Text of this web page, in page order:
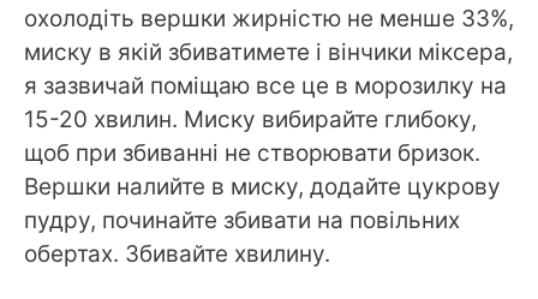
охолодіть вершки жирністю не менше 33%,
миску в якій збиватимете і вінчики міксера,
я зазвичай поміщаю все це в морозилку на
15-20 хвилин. Миску вибирайте глибоку,
щоб при збиванні не створювати бризок.
Вершки налийте в миску, додайте цукрову
пудру, починайте збивати на повільних
обертах. Збивайте хвилину.